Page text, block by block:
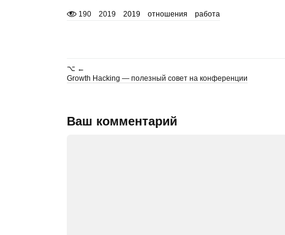
190 2019 2019 отношения работа
⌥ ←
Growth Hacking — полезный совет на конференции
Ваш комментарий